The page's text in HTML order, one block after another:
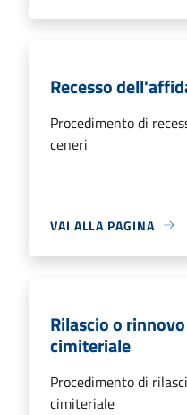
Recesso
Procedimento di
ceneri
VAI ALLA PAGINA
Rilascio o
cimiteriale
Procedimento di
cimiteriale